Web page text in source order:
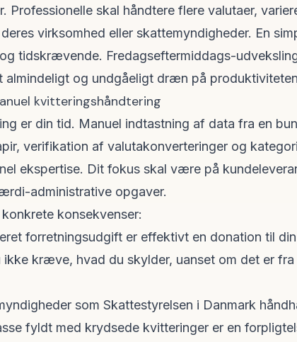
skal håndtere flere valutaer,
virksomhed eller skattemyndigheder. En
tidskrævende. Fredagseftermiddags-
almindeligt og undgåeligt dræn på
kvitteringshåndtering
er din tid. Manuel indtastning af data fra en
verifikation af valutakonverteringer og
ekspertise. Dit fokus skal være på
administrative opgaver.
konsekvenser:
forretningsudgift er effektivt en donation til
kræve, hvad du skylder, uanset om det er
som Skattestyrelsen i Danmark
fyldt med krydsede kvitteringer er en